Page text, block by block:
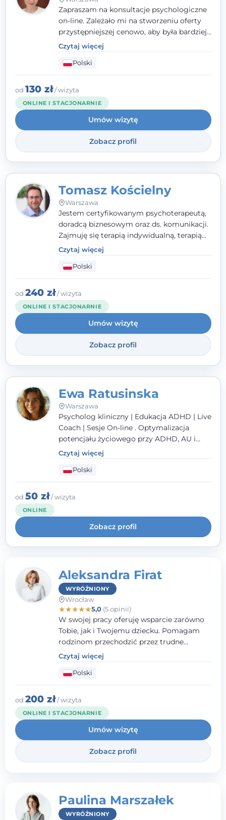
Zapraszam na konsultacje psychologiczne
on-line. Zależało mi na stworzeniu oferty
przystępniejszej cenowo, aby była bardziej
dostępna i dała możliwość zadbania o swój
dobrostan psychiczny szerszej grupie osób.
Oferta dedykowana dla osób dorosłych,
które poszukują konkretnej pracy, opartej o
cele, prowadzonej w zaufaniu.
Czytaj więcej
Polski
od 130 zł/ wizyta
ONLINE I STACJONARNIE
Umów wizytę
Zobacz profil
Tomasz Kościelny
Warszawa
Jestem certyfikowanym psychoterapeutą,
doradcą biznesowym oraz ds. komunikacji.
Zajmuję się terapią indywidualną, terapią
par i małżeństw oraz rodzin, a także terapią
grupową.
Czytaj więcej
Polski
od 240 zł/ wizyta
ONLINE I STACJONARNIE
Umów wizytę
Zobacz profil
Ewa Ratusinska
Warszawa
Psycholog kliniczny | Edukacja ADHD | Live
Coach | Sesje On-line . Optymalizacja
potencjału życiowego przy ADHD, AU i
AUDHD - z diagnozą lub bez.
Psychologiczne wsparcie kobiet w
menopauzie.
Czytaj więcej
Polski
od 50 zł/ wizyta
ONLINE
Zobacz profil
Aleksandra Firat
WYRÓŻNIONY
Wrocław
★★★★★5,0(5 opinii)
W swojej pracy oferuję wsparcie zarówno
Tobie, jak i Twojemu dziecku. Pomagam
rodzinom przechodzić przez trudne
momenty, opierając współpracę na
wzajemnym zaufaniu i otwartej
komunikacji. Posiadam doświadczenie w
pracy z dziećmi i młodzieżą mierzącymi się
z różnorodnymi trudnościami
emocjonalnymi oraz rozwojowymi.
Czytaj więcej
Polski
od 200 zł/ wizyta
ONLINE I STACJONARNIE
Umów wizytę
Zobacz profil
Paulina Marszałek
WYRÓŻNIONY